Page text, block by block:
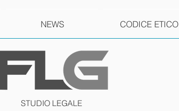
NEWS CODICE ETICO
STUDIO LEGALE